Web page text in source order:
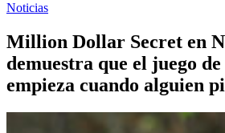
Noticias
Million Dollar Secret en
demuestra que el juego
empieza cuando alguien